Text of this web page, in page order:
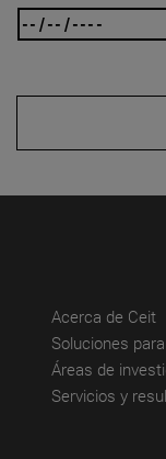
Acerca de Ceit
Soluciones
Áreas de
Servicios y